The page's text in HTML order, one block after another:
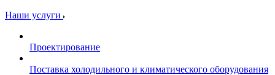
Наши услуги
Проектирование
Поставка холодильного и климатического оборудования